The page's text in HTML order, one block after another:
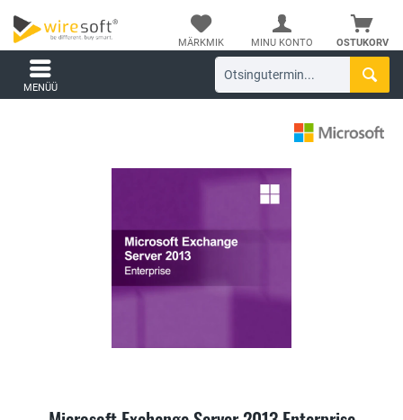
OSTUKORV
MÄRKMIK MINU KONTO
MENÜÜ